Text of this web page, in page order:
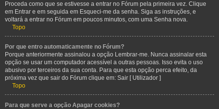
Proceda como que se estivesse a entrar no Fórum pela primeira vez. Clique
em Entrar e em seguida em Esqueci-me da senha. Siga as instruções, e
voltará a entrar no Fórum em poucos minutos, com uma Senha nova.
Topo
Por que entro automaticamente no Fórum?
Porque anteriormente assinalou a opção Lembrar-me. Nunca assinalar esta
opção se usar um computador acessível a outras pessoas. Isso evita o uso
abusivo por terceiros da sua conta. Para que esta opção perca efeito, da
próxima vez que sair do Fórum clique em: Sair [ Utilizador ]
Topo
Para que serve a opção Apagar cookies?